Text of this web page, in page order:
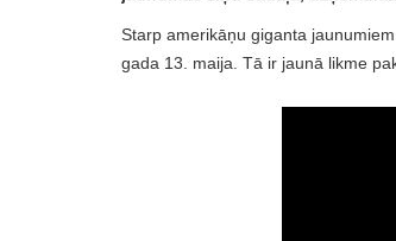
Starp amerikāņu giganta
gada 13. maija. Tā ir jaunā likme